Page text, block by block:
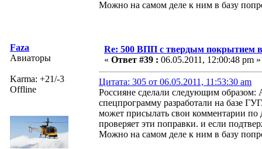
Можно на самом деле к ним в базу
Faza
Авиаторы
Karma: +21/-3
Offline
Re: 500 ВПП с твердым покрытием
« Ответ #39 : 06.05.2011, 12:00:48 pm »
Цитата: 305 от 06.05.2011, 11:53:30 am
Россияне сделали следующим
спецпрограмму разработали на базе
может присылать свои комментарии по
проверяет эти поправки. и если
Можно на самом деле к ним в базу